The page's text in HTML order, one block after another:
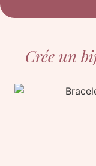
Crée un